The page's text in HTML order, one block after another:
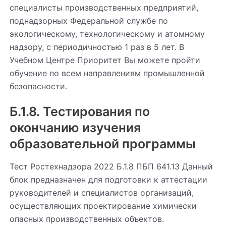
специалисты производственных предприятий,
поднадзорных Федеральной службе по
экологическому, технологическому и атомному
надзору, с периодичностью 1 раз в 5 лет. В
Учебном Центре Приоритет Вы можете пройти
обучение по всем направлениям промышленной
безопасности.
Б.1.8. Тестирования по
окончанию изучения
образовательной программы
Тест Ростехнадзора 2022 Б.1.8 ПБП 641.13 Данный
блок предназначен для подготовки к аттестации
руководителей и специалистов организаций,
осуществляющих проектирование химически
опасных производственных объектов.